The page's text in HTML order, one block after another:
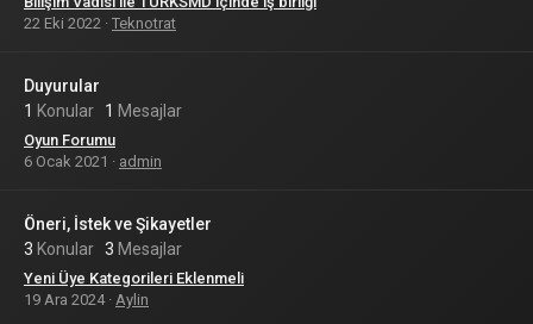
22 Eki 2022 Teknotrat
Duyurular
1 Konular 1 Mesajlar
Oyun Forumu
6 Ocak 2021
admin
Öneri, İstek ve Şikayetler
3 Konular 3 Mesajlar
Yeni Üye Kategorileri Eklenmeli
19 Ara 2024 Aylin